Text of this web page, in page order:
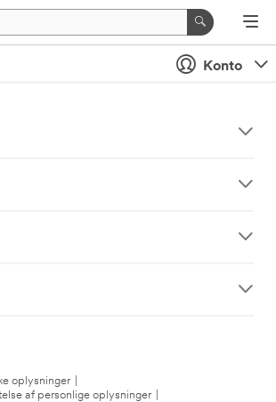
Konto
oplysninger
af personlige oplysninger